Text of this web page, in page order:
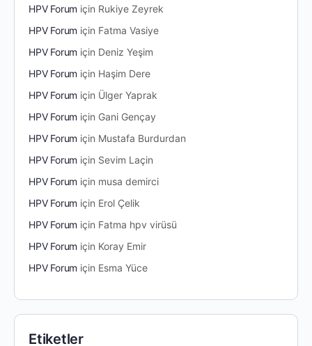
HPV Forum için Rukiye Zeyrek
HPV Forum için Fatma Vasiye
HPV Forum için Deniz Yeşim
HPV Forum için Haşim Dere
HPV Forum için Ülger Yaprak
HPV Forum için Gani Gençay
HPV Forum için Mustafa Burdurdan
HPV Forum için Sevim Laçin
HPV Forum için musa demirci
HPV Forum için Erol Çelik
HPV Forum için Fatma hpv virüsü
HPV Forum için Koray Emir
HPV Forum için Esma Yüce
Etiketler